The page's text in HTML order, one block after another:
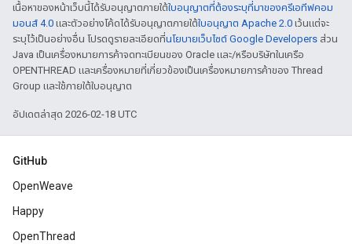
เนื้อหาของหน้าเว็บนี้ได้รับอนุญาตภายใต้ใบอนุญาตที่ต้องระบุที่มาของครีเอทีฟคอม
มอนส์ 4.0 และตัวอย่างโค้ดได้รับอนุญาตภายใต้ใบอนุญาต Apache 2.0 เว้นแต่จะ
ระบุไว้เป็นอย่างอื่น โปรดดูรายละเอียดที่นโยบายเว็บไซต์ Google Developers ส่วน
Java เป็นเครื่องหมายการค้าจดทะเบียนของ Oracle และ/หรือบริษัทในเครือ
OPENTHREAD และเครื่องหมายที่เกี่ยวข้องเป็นเครื่องหมายการค้าของ Thread
Group และใช้ภายใต้ใบอนุญาต
อัปเดตล่าสุด 2026-02-18 UTC
GitHub
OpenWeave
Happy
OpenThread